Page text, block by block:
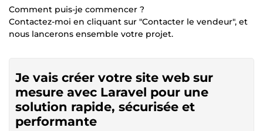
Comment puis-je commencer ?
Contactez-moi en cliquant sur "Contacter le vendeur", et
nous lancerons ensemble votre projet.
Je vais créer votre site web sur
mesure avec Laravel pour une
solution rapide, sécurisée et
performante